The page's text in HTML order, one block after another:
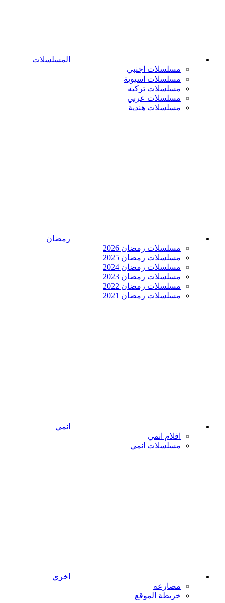
المسلسلات
مسلسلات اجنبي
مسلسلات اسيوية
مسلسلات تركيه
مسلسلات عربي
مسلسلات هندية
رمضان
مسلسلات رمضان 2026
مسلسلات رمضان 2025
مسلسلات رمضان 2024
مسلسلات رمضان 2023
مسلسلات رمضان 2022
مسلسلات رمضان 2021
انمي
افلام انمي
مسلسلات انمي
اخري
مصارعه
خريطة الموقع